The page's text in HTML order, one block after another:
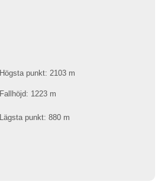
Högsta punkt: 2103 m
Fallhöjd: 1223 m
Lägsta punkt: 880 m